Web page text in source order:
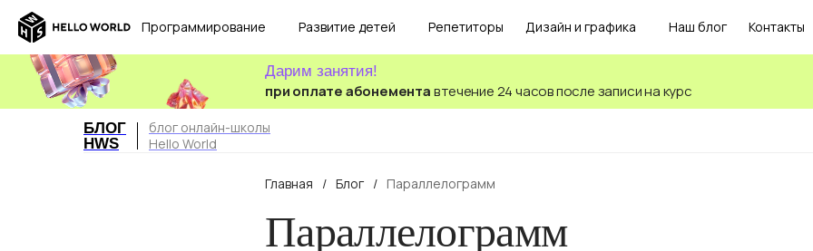
Программирование Развитие детей Репетиторы Дизайн и графика Наш блог Контакты
при оплате абонементав течение 24 часов после записи на курс
Дарим занятия!
БЛОГ
HWS
блог онлайн-школы
Hello World
Главная / Блог / Параллелограмм
Параллелограмм